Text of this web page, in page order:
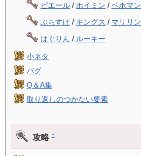
ピエール / ホイミン /ベホマン
ぶちすけ / キングス / マリリン
はぐりん / ルーキー
小ネタ
バグ
Q＆A集
取り返しのつかない要素
攻略†